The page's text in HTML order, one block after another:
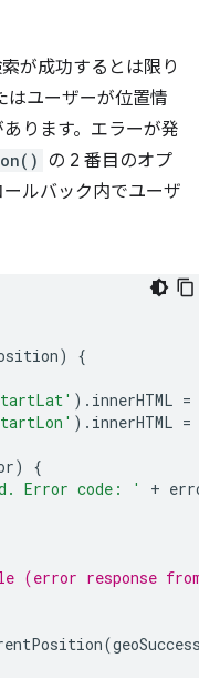
が成功するとは限り
はユーザーが位置情
ります。エラーが発
の 2 番目のオプ
ルバック内でユーザ
)
{
). innerHTML =
). innerHTML =
)
{
Error code: ' +
(error response
(